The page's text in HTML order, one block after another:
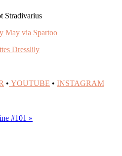
Stradivarius
May via Spartoo
Dresslily
• YOUTUBE • INSTAGRAM
#101 »